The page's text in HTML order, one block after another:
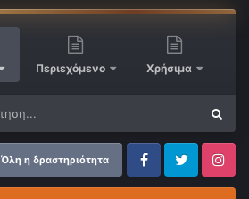
Περιεχόμενο Χρήσιμα
Όλη η δραστηριότητα
FacebookTwitter Instagram